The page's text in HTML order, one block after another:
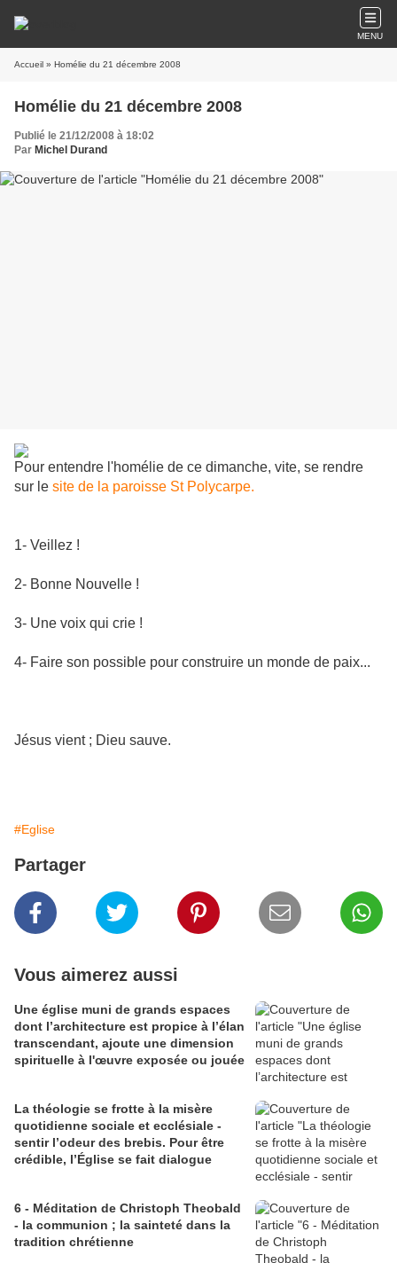
MENU
Accueil » Homélie du 21 décembre 2008
Homélie du 21 décembre 2008
Publié le 21/12/2008 à 18:02
Par Michel Durand
Pour entendre l'homélie de ce dimanche, vite, se rendre
sur le site de la paroisse St Polycarpe.
1- Veillez !
2- Bonne Nouvelle !
3- Une voix qui crie !
4- Faire son possible pour construire un monde de paix...
Jésus vient ; Dieu sauve.
#Eglise
Partager
Vous aimerez aussi
Une église muni de grands espaces
dont l’architecture est propice à l’élan
transcendant, ajoute une dimension
spirituelle à l'œuvre exposée ou jouée
La théologie se frotte à la misère
quotidienne sociale et ecclésiale -
sentir l’odeur des brebis. Pour être
crédible, l’Église se fait dialogue
6 - Méditation de Christoph Theobald
- la communion ; la sainteté dans la
tradition chrétienne